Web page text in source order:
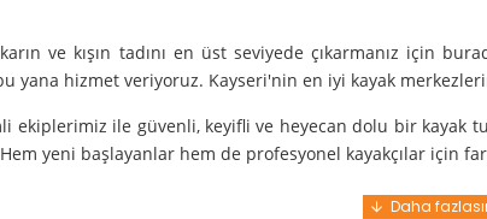
ve kışın tadını en üst seviyede çıkarmanız için
yana hizmet veriyoruz. Kayseri'nin en iyi kayak
ekiplerimiz ile güvenli, keyifli ve heyecan dolu bir kayak
yeni başlayanlar hem de profesyonel kayakçılar için